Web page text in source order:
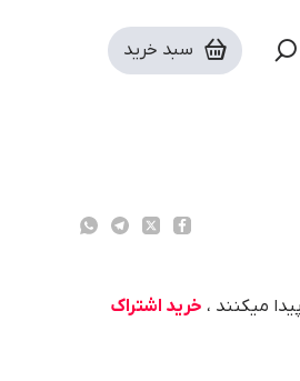
سبد خرید
میکنند ، خرید اشتراک